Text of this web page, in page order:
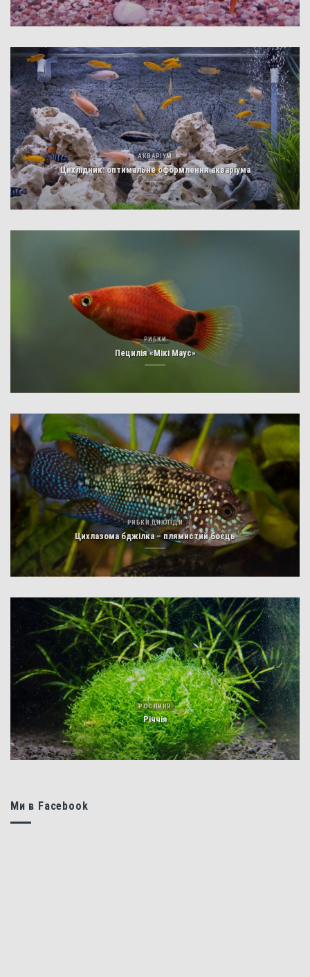
АКВАРІУМ
Цихлідник: оптимальне оформлення акваріума
РИБКИ
Пецилія «Мікі Маус»
РИБКИ ЦИХЛІДИ
Цихлазома бджілка – плямистий боєць
РОСЛИНИ
Річчія
Ми в Facebook